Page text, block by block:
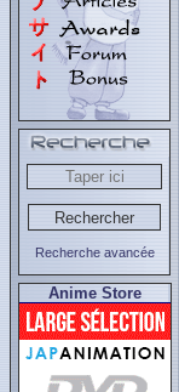
Recherche avancée
Anime Store